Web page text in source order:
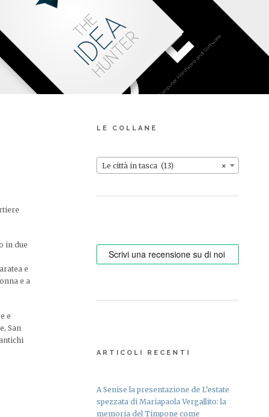
in due
e
e a
e
San
LE COLLANE
×
Le città in tasca (13)
ARTICOLI RECENTI
A Senise la presentazione de L’estate
spezzata di Mariapaola Vergallito: la
memoria del Timpone come